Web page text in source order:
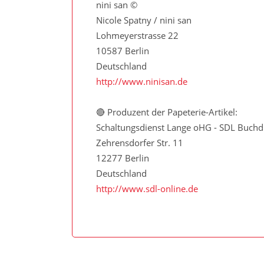
nini san ©
Nicole Spatny / nini san
Lohmeyerstrasse 22
10587 Berlin
Deutschland
http://www.ninisan.de
🔴 Produzent der Papeterie-Artikel:
Schaltungsdienst Lange oHG - SDL
Zehrensdorfer Str. 11
12277 Berlin
Deutschland
http://www.sdl-online.de